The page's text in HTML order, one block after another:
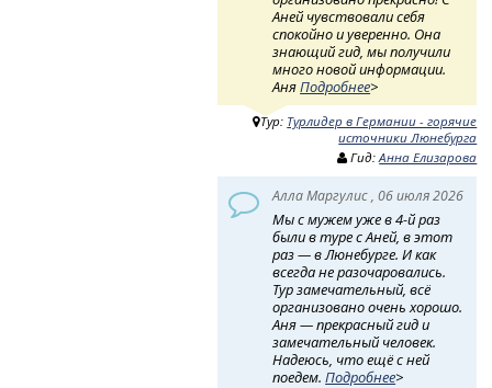
Аней чувствовали себя
спокойно и уверенно. Она
знающий гид, мы получили
много новой информации.
АняПодробнее>
Тур: Турлидер в Германии - горячие
источники Люнебурга
Гид:Анна Елизарова
Алла Маргулис , 06 июля 2026
Мы с мужем уже в 4-й раз
были в туре с Аней, в этот
раз — в Люнебурге. И как
всегда не разочаровались.
Тур замечательный, всё
организовано очень хорошо.
Аня — прекрасный гид и
замечательный человек.
Надеюсь, что ещё с ней
поедем.Подробнее>